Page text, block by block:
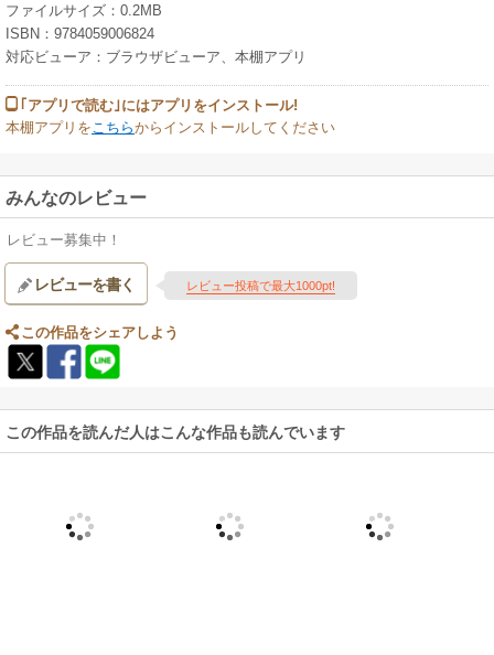
ファイルサイズ：0.2MB
ISBN：9784059006824
対応ビューア：ブラウザビューア、本棚アプリ
｢アプリで読む｣にはアプリをインストール!
本棚アプリを こちらからインストールしてください
みんなのレビュー
レビュー募集中！
レビューを書く レビュー投稿で最大1000pt!
この作品をシェアしよう
この作品を読んだ人はこんな作品も読んでいます